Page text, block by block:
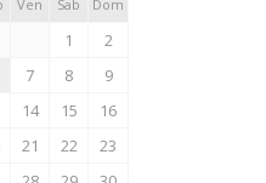
Ven Sab Dom
1
2
7 8
9
14 15
16
21 22
23